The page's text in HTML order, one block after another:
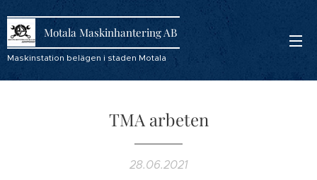
Motala Maskinhantering AB
Maskinstation belägen i staden Motala
TMA arbeten
28.06.2021